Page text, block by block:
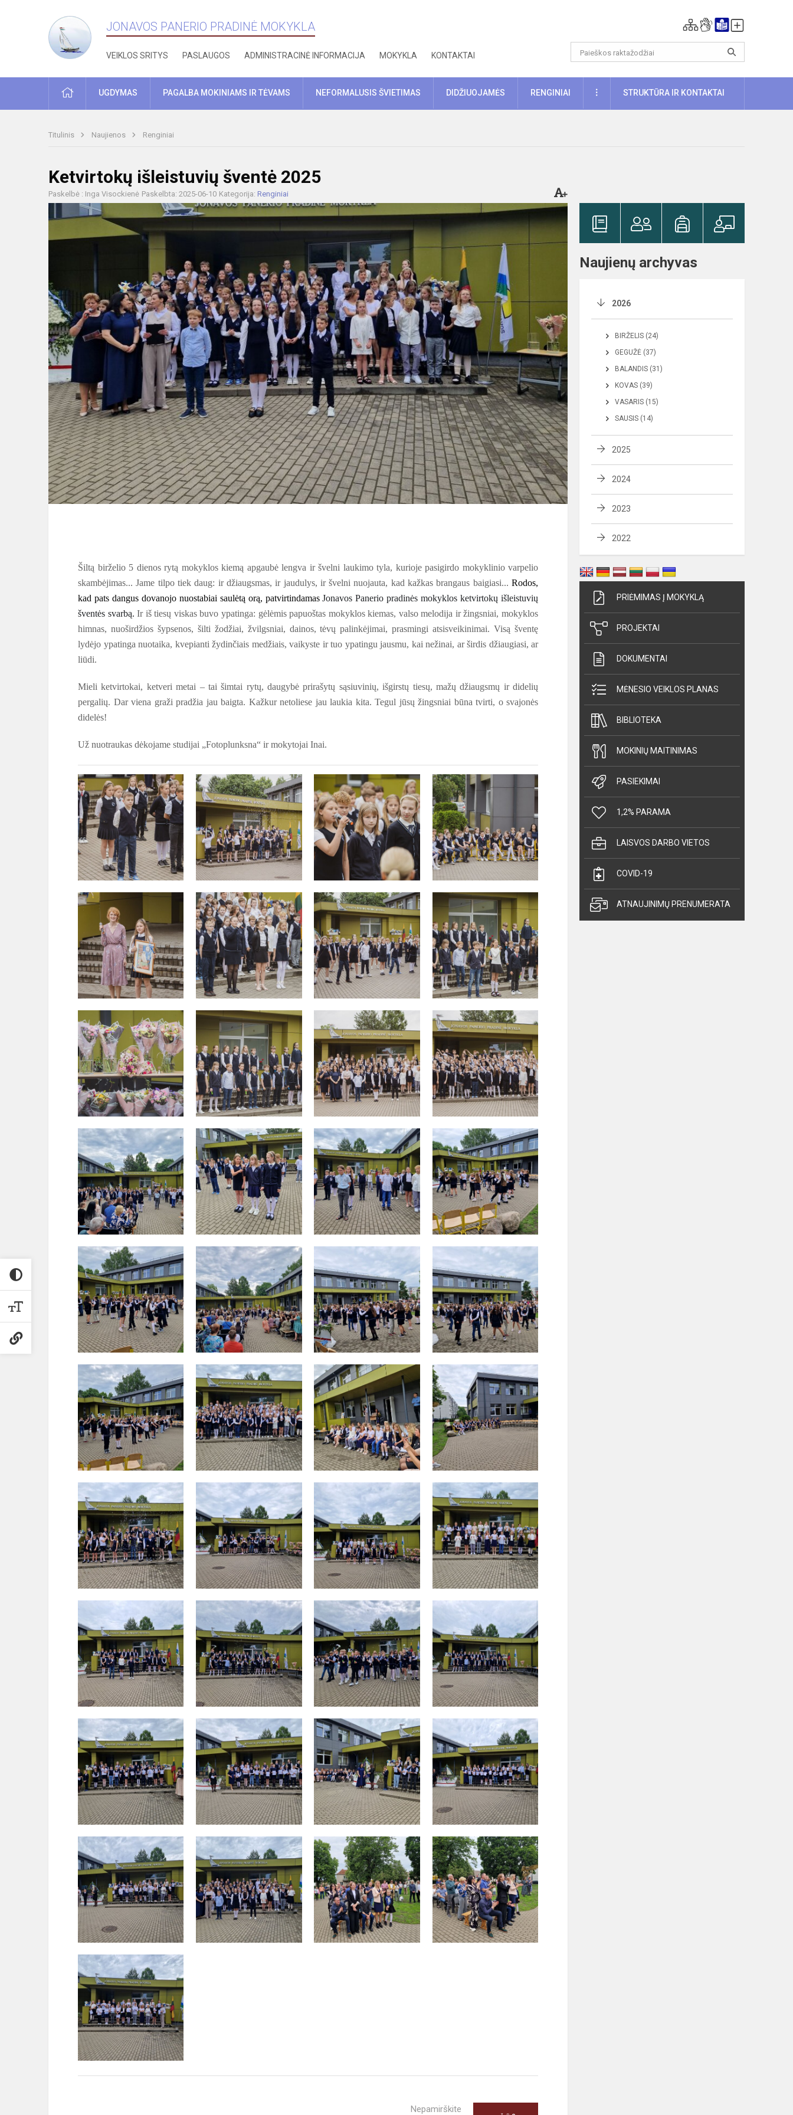
JONAVOS PANERIO PRADINĖ MOKYKLA
VEIKLOS SRITYS PASLAUGOS ADMINISTRACINĖ INFORMACIJA MOKYKLA KONTAKTAI
PRADŽIAUGDYMAS PAGALBA MOKINIAMS IR TĖVAMS NEFORMALUSIS ŠVIETIMAS DIDŽIUOJAMĖS RENGINIAI DAUGIAUSTRUKTŪRA IR KONTAKTAI
Titulinis Naujienos Renginiai
Ketvirtokų išleistuvių šventė 2025
Paskelbė : Inga Visockienė Paskelbta: 2025-06-10 Kategorija: Renginiai
Šiltą birželio 5 dienos rytą mokyklos kiemą apgaubė lengva ir švelni laukimo tyla, kurioje pasigirdo mokyklinio varpelio
skambėjimas... Jame tilpo tiek daug: ir džiaugsmas, ir jaudulys, ir švelni nuojauta, kad kažkas brangaus baigiasi... Rodos,
kad pats dangus dovanojo nuostabiai saulėtą orą, patvirtindamas Jonavos Panerio pradinės mokyklos ketvirtokų išleistuvių
šventės svarbą. Ir iš tiesų viskas buvo ypatinga: gėlėmis papuoštas mokyklos kiemas, valso melodija ir žingsniai, mokyklos
himnas, nuoširdžios šypsenos, šilti žodžiai, žvilgsniai, dainos, tėvų palinkėjimai, prasmingi atsisveikinimai. Visą šventę
lydėjo ypatinga nuotaika, kvepianti žydinčiais medžiais, vaikyste ir tuo ypatingu jausmu, kai nežinai, ar širdis džiaugiasi, ar
liūdi.
Mieli ketvirtokai, ketveri metai – tai šimtai rytų, daugybė prirašytų sąsiuvinių, išgirstų tiesų, mažų džiaugsmų ir didelių
pergalių. Dar viena graži pradžia jau baigta. Kažkur netoliese jau laukia kita. Tegul jūsų žingsniai būna tvirti, o svajonės
didelės!
Už nuotraukas dėkojame studijai „Fotoplunksna“ ir mokytojai Inai.
Nepamirškite
Naujienų archyvas
2026
BIRŽELIS (24)
GEGUŽĖ (37)
BALANDIS (31)
KOVAS (39)
VASARIS (15)
SAUSIS (14)
2025
2024
2023
2022
PRIĖMIMAS Į MOKYKLĄ
PROJEKTAI
DOKUMENTAI
MĖNESIO VEIKLOS PLANAS
BIBLIOTEKA
MOKINIŲ MAITINIMAS
PASIEKIMAI
1,2% PARAMA
LAISVOS DARBO VIETOS
COVID-19
ATNAUJINIMŲ PRENUMERATA